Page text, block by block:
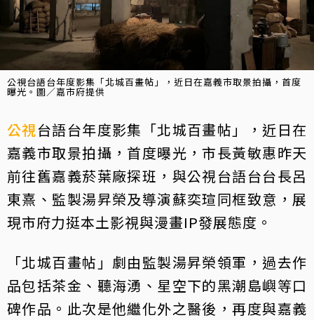
公視台語台年度影集「北城百畫帖」，近日在嘉義市取景拍攝，首度
曝光。圖／嘉市府提供
公視台語台年度影集「北城百畫帖」，近日在
嘉義市取景拍攝，首度曝光，市長黃敏惠昨天
前往舊嘉義菸葉廠探班，與公視台語台台長呂
東熹、監製湯昇榮及導演蘇奕瑄同框致意，展
現市府力挺本土影視與漫畫IP發展態度。
「北城百畫帖」劇由監製湯昇榮領軍，過去作
品包括茶金、聽海湧、星空下的黑潮島嶼等口
碑作品。此次是他繼化外之醫後，再度與嘉義